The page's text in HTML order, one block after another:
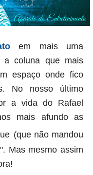
em mais uma
a coluna que mais
espaço onde fico
No nosso último
a vida do Rafael
mais afundo as
(que não mandou
Mas mesmo assim